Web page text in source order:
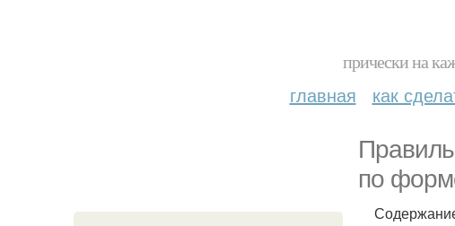
прически на
главная как
по